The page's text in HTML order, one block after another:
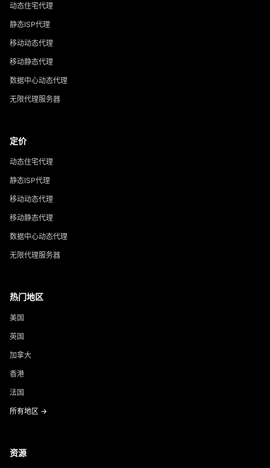
动态住宅代理
静态ISP代理
移动动态代理
移动静态代理
数据中心动态代理
无限代理服务器
定价
动态住宅代理
静态ISP代理
移动动态代理
移动静态代理
数据中心动态代理
无限代理服务器
热门地区
美国
英国
加拿大
香港
法国
所有地区 →
资源